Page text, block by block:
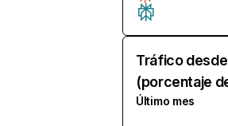
Tráfico
(porcentaje
Último mes